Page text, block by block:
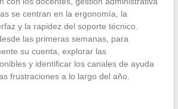
se centran en la ergonomía, la
y la rapidez del soporte técnico.
las primeras semanas, para
su cuenta, explorar las
y identificar los canales de ayuda
frustraciones a lo largo del año.